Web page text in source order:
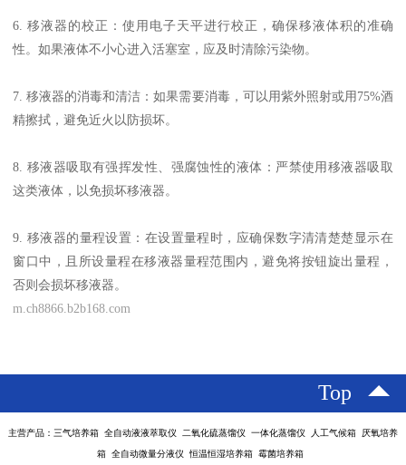
6. 移液器的校正：使用电子天平进行校正，确保移液体积的准确
性。如果液体不小心进入活塞室，应及时清除污染物。
7. 移液器的消毒和清洁：如果需要消毒，可以用紫外照射或用75%酒
精擦拭，避免近火以防损坏。
8. 移液器吸取有强挥发性、强腐蚀性的液体：严禁使用移液器吸取
这类液体，以免损坏移液器。
9. 移液器的量程设置：在设置量程时，应确保数字清清楚楚显示在
窗口中，且所设量程在移液器量程范围内，避免将按钮旋出量程，
否则会损坏移液器。
m.ch8866.b2b168.com
Top
主营产品：三气培养箱 全自动液液萃取仪 二氧化硫蒸馏仪 一体化蒸馏仪 人工气候箱 厌氧培养
箱 全自动微量分液仪 恒温恒湿培养箱 霉菌培养箱